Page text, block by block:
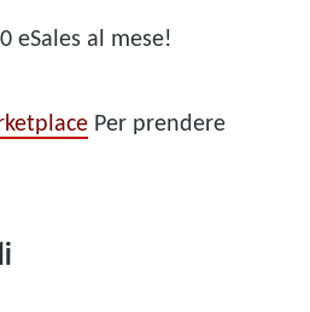
eSales al mese!
Per prendere